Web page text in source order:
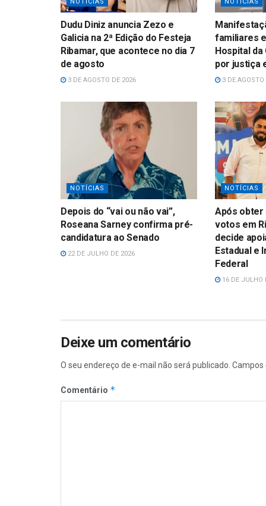
Dudu Diniz anuncia Zezo e
Galicia na 2ª Edição do Festeja
Ribamar, que acontece no dia 7
de agosto
3 DE AGOSTO DE 2026
familiares
Hospital da
por justiça
3 DE AGOSTO
NOTÍCIAS
Depois do “vai ou não vai”,
Roseana Sarney confirma pré-
candidatura ao Senado
22 DE JULHO DE 2026
NOTÍCIAS
Após obter
votos em
decide
Estadual e
Federal
16 DE JULHO
Deixe um comentário
O seu endereço de e-mail não será publicado. Campos
Comentário *